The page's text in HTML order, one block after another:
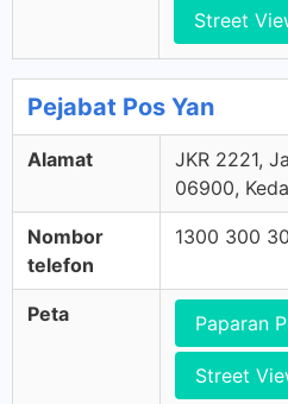
Street
Pejabat Pos Yan
Alamat
JKR 2221,
06900,
Nombor
telefon
1300 300
Peta Paparan
Street